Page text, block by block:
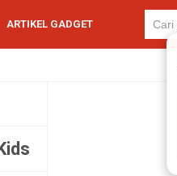
ARTIKEL GADGET